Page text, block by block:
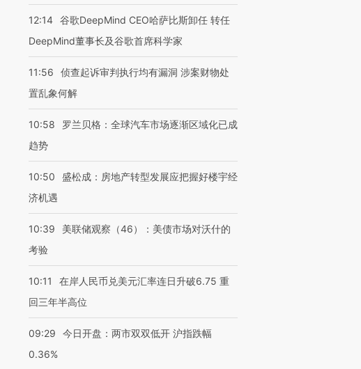
12:14 谷歌DeepMind CEO哈萨比斯卸任 转任
DeepMind董事长及谷歌首席科学家
11:56
侦查起诉审判执行均有漏洞 涉案财物处
置乱象何解
10:58
罗兰贝格：全球汽车市场逐渐区域化已成
趋势
10:50
盛松成：房地产转型发展应把握好楼宇经
济机遇
10:39
美联储观察（46）：美债市场对沃什的
考验
10:11
在岸人民币兑美元汇率连日升破6.75 重
回三年半高位
09:29
今日开盘：两市双双低开 沪指跌幅
0.36%